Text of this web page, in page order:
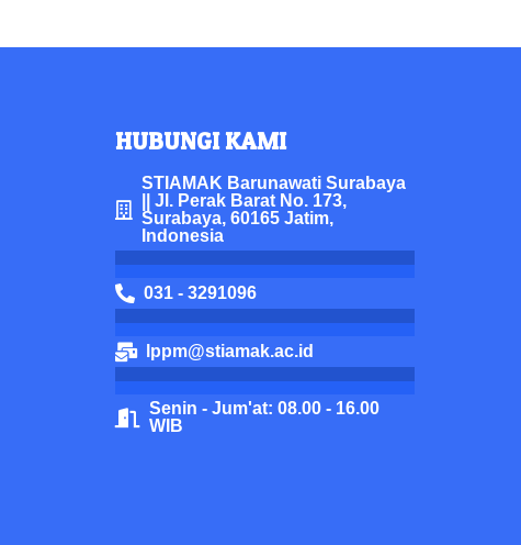
HUBUNGI KAMI
STIAMAK Barunawati Surabaya
|| Jl. Perak Barat No. 173,
Surabaya, 60165 Jatim,
Indonesia
031 - 3291096
lppm@stiamak.ac.id
Senin - Jum'at: 08.00 - 16.00
WIB